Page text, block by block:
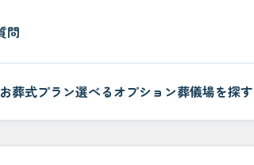
問
お葬式プラン選べるオプション葬儀場を探す